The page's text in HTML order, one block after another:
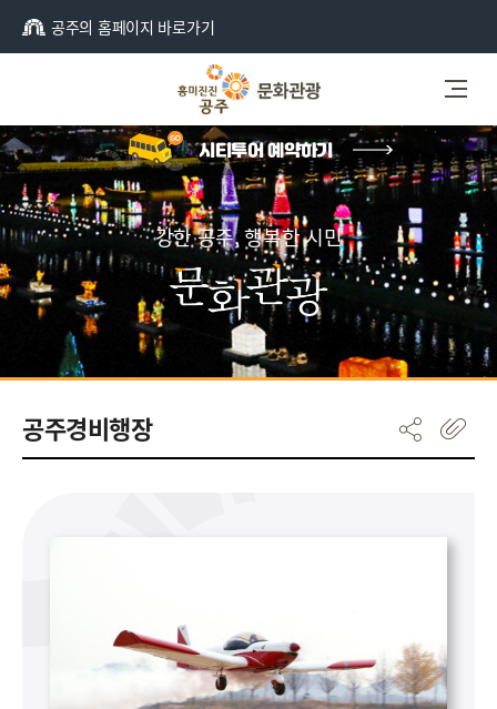
공주의 홈페이지 바로가기
강한 공주, 행복한 시민
공주경비행장